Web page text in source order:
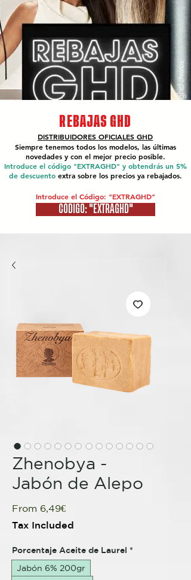
REBAJAS GHD
DISTRIBUIDORES OFICIALES GHD
Siempre tenemos todos los modelos, las últimas
novedades y con el mejor precio posible.
Introduce el código "EXTRAGHD" y obtendrás un 5%
de descuento extra sobre los precios ya rebajados.
Introduce el Código: "EXTRAGHD"
CÓDIGO: "EXTRAGHD"
Zhenobya -
Jabón de Alepo
From 6,49€Sale
Price
Tax Included
Porcentaje Aceite de Laurel *
Jabón 6% 200gr